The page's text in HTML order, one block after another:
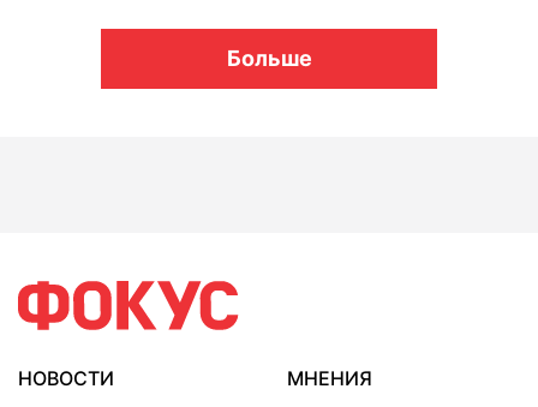
Больше
НОВОСТИ
МНЕНИЯ